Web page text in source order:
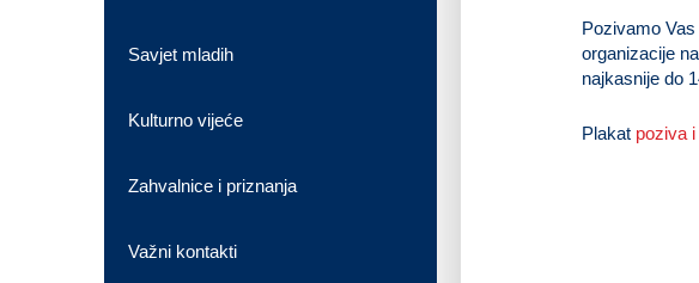
Pozivamo
organizacije
najkasnije do
Plakat poziva
Savjet mladih
Kulturno vijeće
Zahvalnice i priznanja
Važni kontakti